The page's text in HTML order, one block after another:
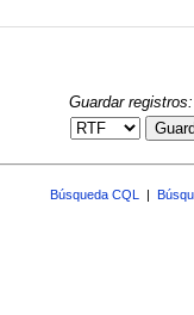
Guardar registros:
Búsqueda CQL